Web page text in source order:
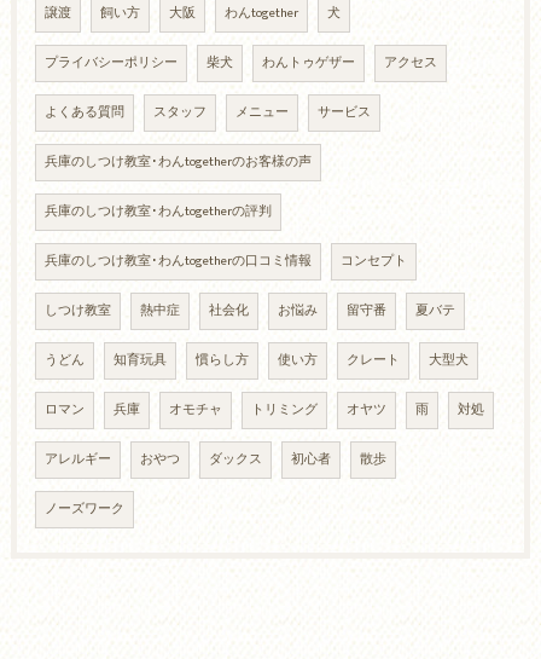
譲渡 飼い方 大阪 わんtogether 犬
プライバシーポリシー 柴犬 わんトゥゲザー アクセス
よくある質問 スタッフ メニュー サービス
兵庫のしつけ教室･わんtogetherのお客様の声
兵庫のしつけ教室･わんtogetherの評判
兵庫のしつけ教室･わんtogetherの口コミ情報 コンセプト
しつけ教室 熱中症 社会化 お悩み 留守番 夏バテ
うどん 知育玩具 慣らし方 使い方 クレート 大型犬
ロマン 兵庫 オモチャ トリミング オヤツ 雨 対処
アレルギー おやつ ダックス 初心者 散歩
ノーズワーク